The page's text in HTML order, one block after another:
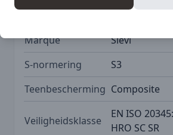
Marque
Sievi
S-normering
S3
Teenbescherming Composite
Veiligheidsklasse
EN ISO
HRO SC SR